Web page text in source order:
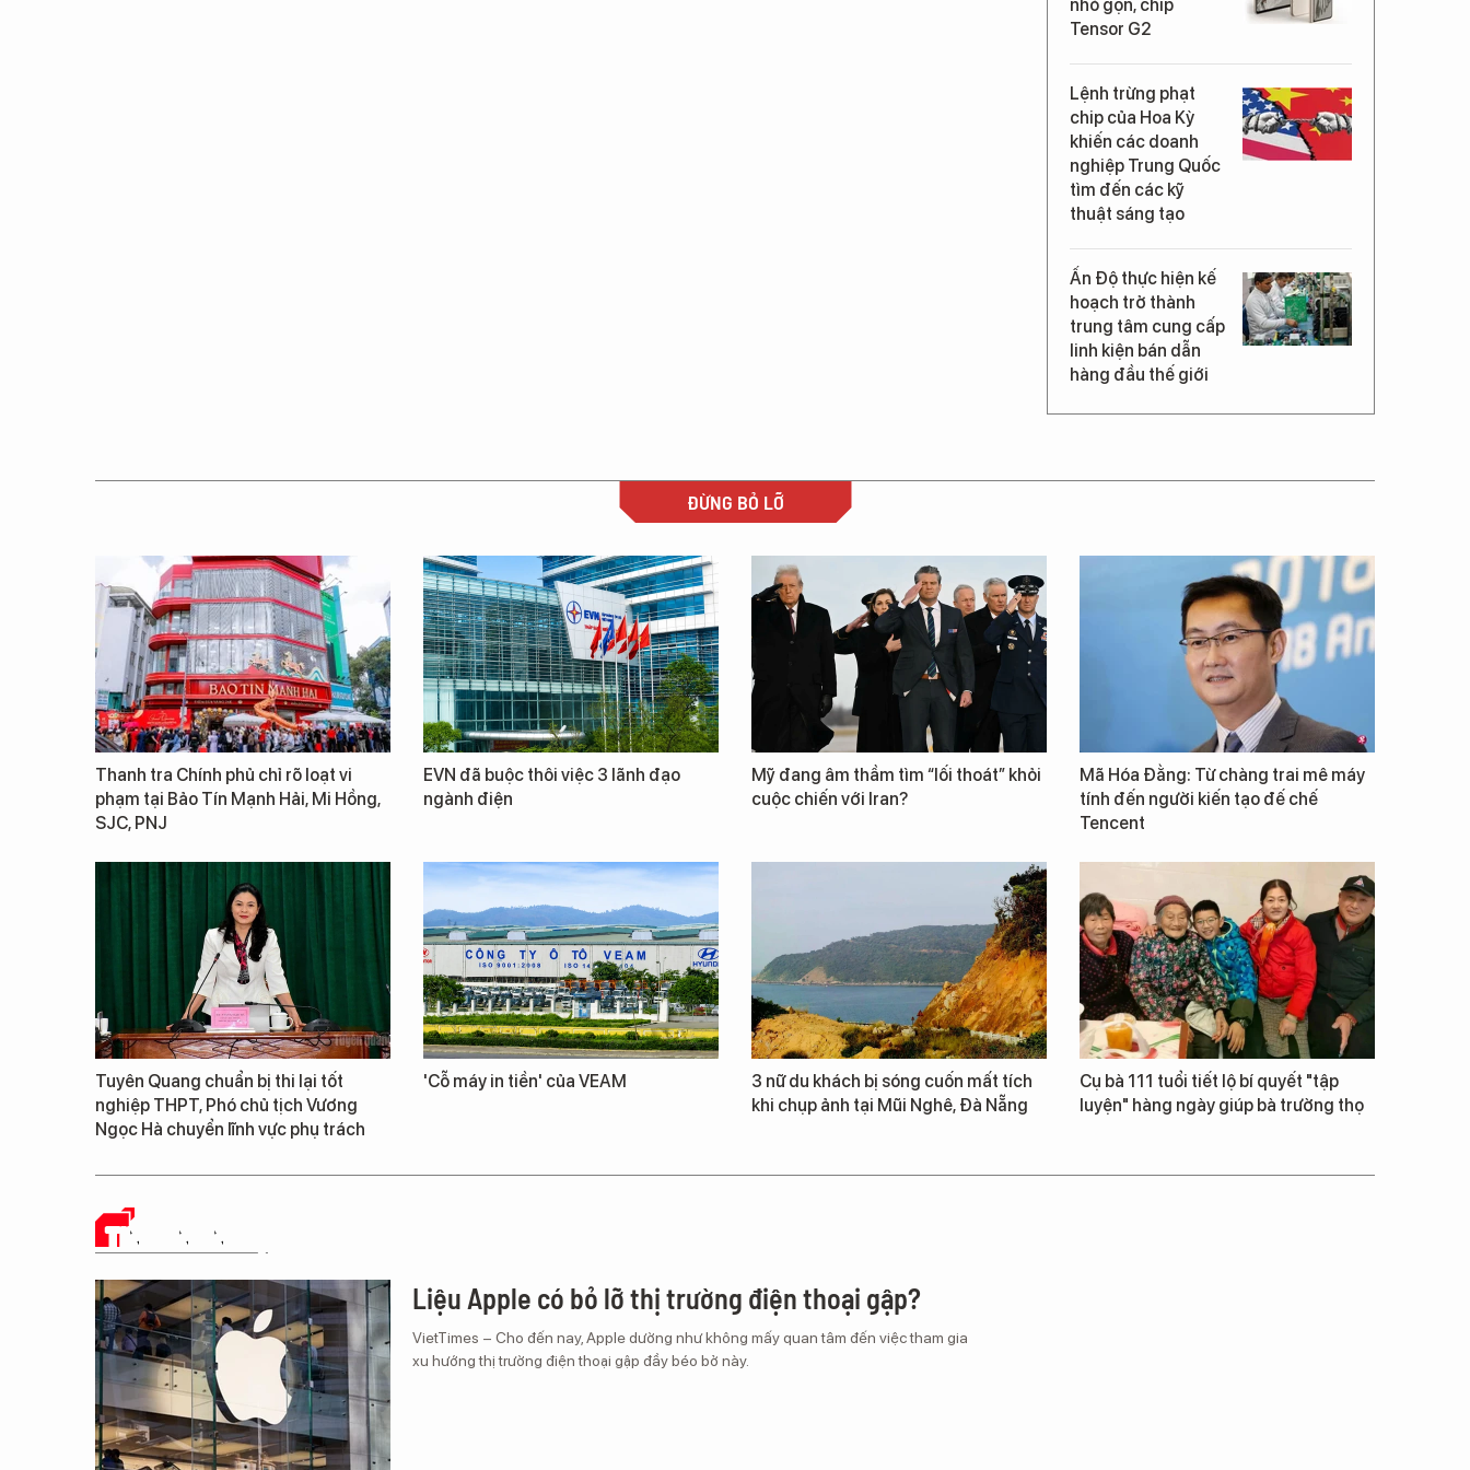
nhỏ gọn, chip
Tensor G2
Lệnh trừng phạt
chip của Hoa Kỳ
khiến các doanh
nghiệp Trung Quốc
tìm đến các kỹ
thuật sáng tạo
Ấn Độ thực hiện kế
hoạch trở thành
trung tâm cung cấp
linh kiện bán dẫn
hàng đầu thế giới
ĐỪNG BỎ LỠ
Thanh tra Chính phủ chỉ rõ loạt vi
phạm tại Bảo Tín Mạnh Hải, Mi Hồng,
SJC, PNJ
EVN đã buộc thôi việc 3 lãnh đạo
ngành điện
Mỹ đang âm thầm tìm “lối thoát” khỏi
cuộc chiến với Iran?
Mã Hóa Đằng: Từ chàng trai mê máy
tính đến người kiến tạo đế chế
Tencent
Tuyên Quang chuẩn bị thi lại tốt
nghiệp THPT, Phó chủ tịch Vương
Ngọc Hà chuyển lĩnh vực phụ trách
'Cỗ máy in tiền' của VEAM
3 nữ du khách bị sóng cuốn mất tích
khi chụp ảnh tại Mũi Nghê, Đà Nẵng
Cụ bà 111 tuổi tiết lộ bí quyết "tập
luyện" hàng ngày giúp bà trường thọ
TIN CÔNG NGHỆ
Liệu Apple có bỏ lỡ thị trường điện thoại gập?
VietTimes – Cho đến nay, Apple dường như không mấy quan tâm đến việc tham gia
xu hướng thị trường điện thoại gập đầy béo bở này.